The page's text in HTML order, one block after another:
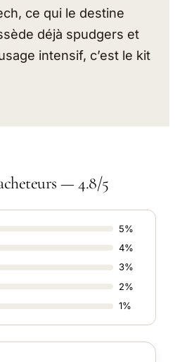
ce qui le destine
déjà spudgers et
intensif, c’est le kit
— 4.8/5
5%
4%
3%
2%
1%